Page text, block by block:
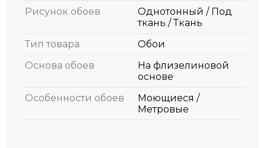
Рисунок обоев
Однотонный / Под
ткань / Ткань
Тип товара
Обои
Основа обоев
На флизелиновой
основе
Особенности обоев
Моющиеся /
Метровые